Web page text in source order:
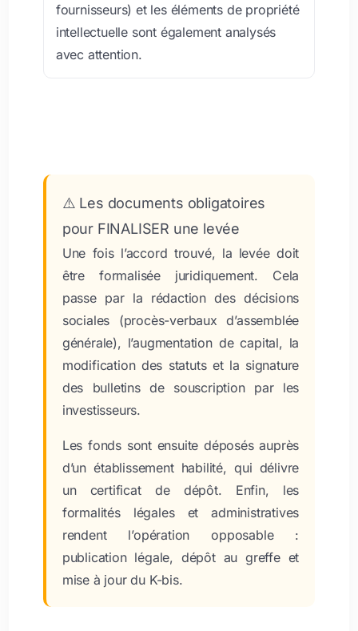
fournisseurs) et les éléments de propriété
intellectuelle sont également analysés
avec attention.
⚠️ Les documents obligatoires
pour FINALISER une levée
Une fois l’accord trouvé, la levée doit
être formalisée juridiquement. Cela
passe par la rédaction des décisions
sociales (procès-verbaux d’assemblée
générale), l’augmentation de capital, la
modification des statuts et la signature
des bulletins de souscription par les
investisseurs.
Les fonds sont ensuite déposés auprès
d’un établissement habilité, qui délivre
un certificat de dépôt. Enfin, les
formalités légales et administratives
rendent l’opération opposable :
publication légale, dépôt au greffe et
mise à jour du K-bis.